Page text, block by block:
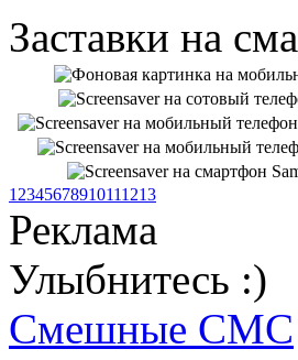
Заставки на
1 2345678910111213
Реклама
Улыбнитесь :)
Смешные СМС